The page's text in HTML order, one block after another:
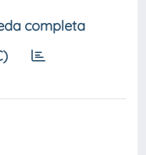
completa